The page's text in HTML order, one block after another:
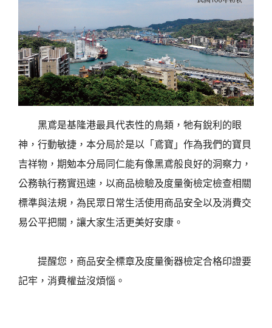
黑鳶是基隆港最具代表性的鳥類，牠有銳利的眼
神，行動敏捷，本分局於是以「鳶寶」作為我們的寶貝
吉祥物，期勉本分局同仁能有像黑鳶般良好的洞察力，
公務執行務實迅速，以商品檢驗及度量衡檢定檢查相關
標準與法規，為民眾日常生活使用商品安全以及消費交
易公平把關，讓大家生活更美好安康。
提醒您，商品安全標章及度量衡器檢定合格印證要
記牢，消費權益沒煩惱。